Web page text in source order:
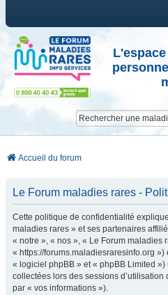
Accueil du forum
Le Forum maladies rares -
Cette politique de confidentialité
maladies rares » et ses partenaires
« notre », « nos », « Le Forum maladies
« https://forums.maladiesraresinfo.org
« logiciel phpBB » et « phpBB Limited
collectées lors des sessions
par « vos informations »).